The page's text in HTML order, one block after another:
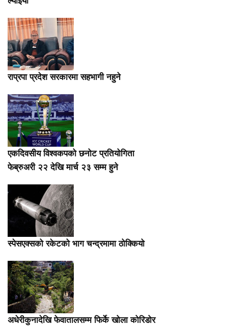
राप्रपा प्रदेश सरकारमा सहभागी नहुने
एकदिवसीय विश्वकपको छनोट प्रतियोगिता
फेब्रुअरी २२ देखि मार्च २३ सम्म हुने
स्पेसएक्सको रकेटको भाग चन्द्रमामा ठोक्कियो
अधेरीकुनादेखि फेवातालसम्म फिर्के खोला कोरिडोर